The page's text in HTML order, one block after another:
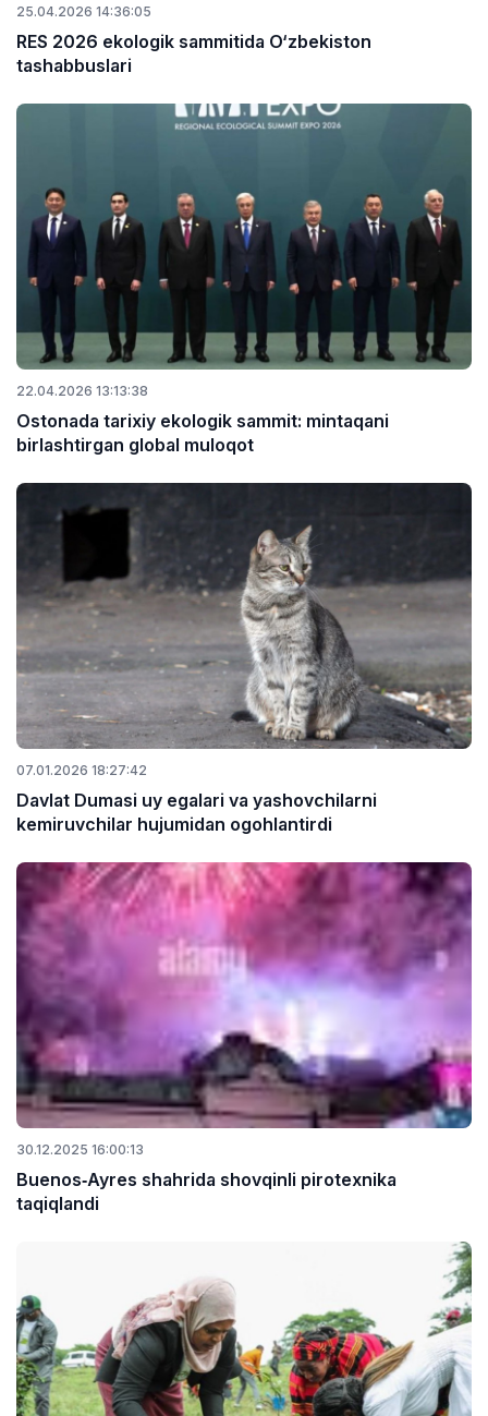
25.04.2026 14:36:05
RES 2026 ekologik sammitida O‘zbekiston
tashabbuslari
22.04.2026 13:13:38
Ostonada tarixiy ekologik sammit: mintaqani
birlashtirgan global muloqot
07.01.2026 18:27:42
Davlat Dumasi uy egalari va yashovchilarni
kemiruvchilar hujumidan ogohlantirdi
30.12.2025 16:00:13
Buenos‑Ayres shahrida shovqinli pirotexnika
taqiqlandi